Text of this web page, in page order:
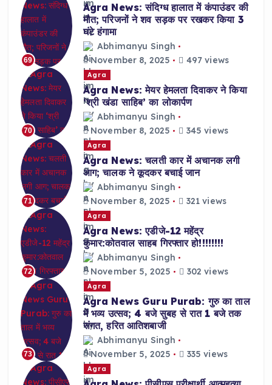
69
Agra News: संदिग्ध हालात में कंपाउंडर की
मौत; परिजनों ने शव सड़क पर रखकर किया 3
घंटे हंगामा
Abhimanyu Singh
November 8, 2025
497 views
70
Agra
Agra News: मेयर हेमलता दिवाकर ने किया
‘श्री खंडा साहिब’ का लोकार्पण
Abhimanyu Singh
November 8, 2025
345 views
71
Agra
Agra News: चलती कार में अचानक लगी
आग; चालक ने कूदकर बचाई जान
Abhimanyu Singh
November 8, 2025
321 views
72
Agra
Agra News: एडीजे-12 महेंद्र
कुमार:कोतवाल साहब गिरफ्तार हो!!!!!!!!
Abhimanyu Singh
November 5, 2025
302 views
73
Agra
Agra News Guru Purab: गुरु का ताल
में भव्य उत्सव; 4 बजे सुबह से रात 1 बजे तक
संगत, हरित आतिशबाजी
Abhimanyu Singh
November 5, 2025
335 views
Agra